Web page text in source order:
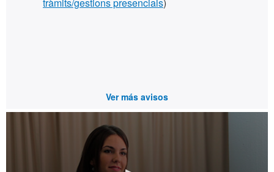
tràmits/gestions presencials)
Ver más avisos